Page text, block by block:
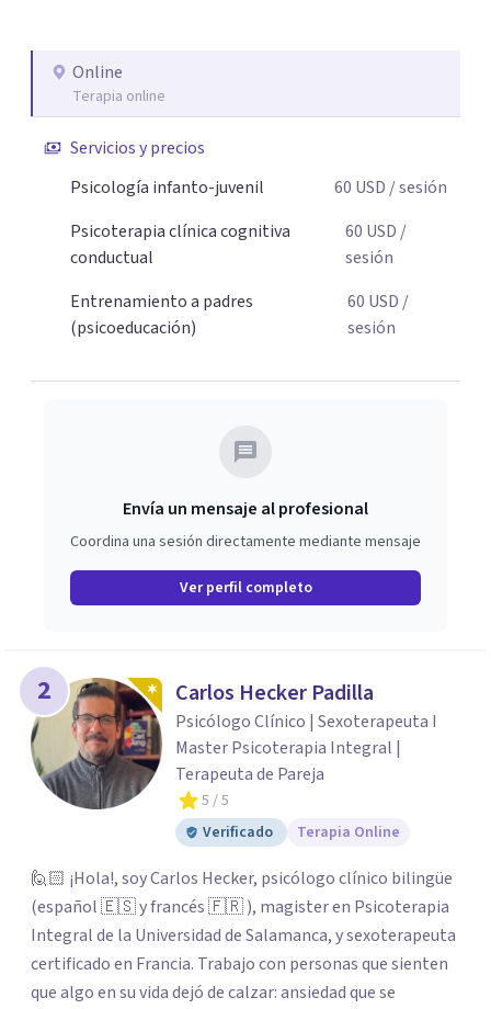
necesaria para superar sus retos y fortaleciendo la
comunicación entre ustedes. Acompaño a niños y
adolescentes que están lidiando con la ansiedad, la
timidez, la rebeldía o dificultades escolares, así como a
educar sin perder la paciencia ni el control. Si estás listo
para dar el primer paso hacia una convivencia familiar
más armoniosa, agenda tu sesión y empecemos a
Online
Terapia online
Servicios y precios
Psicología infanto-juvenil
60 USD / sesión
Psicoterapia clínica cognitiva
conductual
60 USD /
sesión
Entrenamiento a padres
(psicoeducación)
60 USD /
sesión
Envía un mensaje al profesional
Coordina una sesión directamente mediante mensaje
Ver perfil completo
2 Carlos Hecker Padilla
Psicólogo Clínico | Sexoterapeuta I
Master Psicoterapia Integral |
Terapeuta de Pareja
5 / 5
Verificado
Terapia Online
🙋🏻 ¡Hola!, soy Carlos Hecker, psicólogo clínico bilingüe
(español 🇪🇸 y francés 🇫🇷 ), magister en Psicoterapia
Integral de la Universidad de Salamanca, y sexoterapeuta
certificado en Francia. Trabajo con personas que sienten
que algo en su vida dejó de calzar: ansiedad que se